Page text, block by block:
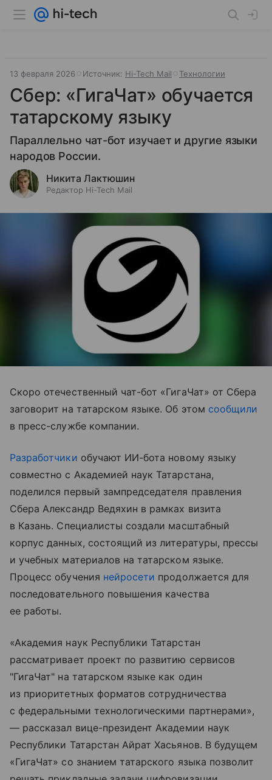
13 февраля 2026 Источник: Hi-Tech Mail Технологии
Сбер: «ГигаЧат» обучается
татарскому языку
Параллельно чат-бот изучает и другие языки
народов России.
Никита Лактюшин
Редактор Hi-Tech Mail
Скоро отечественный чат-бот «ГигаЧат» от Сбера
заговорит на татарском языке. Об этом сообщили
в пресс-службе компании.
Разработчики обучают ИИ-бота новому языку
совместно с Академией наук Татарстана,
поделился первый зампредседателя правления
Сбера Александр Ведяхин в рамках визита
в Казань. Специалисты создали масштабный
корпус данных, состоящий из литературы, прессы
и учебных материалов на татарском языке.
Процесс обучения нейросети продолжается для
последовательного повышения качества
ее работы.
«Академия наук Республики Татарстан
рассматривает проект по развитию сервисов
"ГигаЧат" на татарском языке как один
из приоритетных форматов сотрудничества
с федеральными технологическими партнерами»,
— рассказал вице-президент Академии наук
Республики Татарстан Айрат Хасьянов. В будущем
«ГигаЧат» со знанием татарского языка позволит